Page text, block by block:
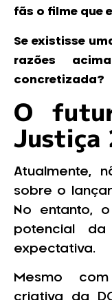
fãs o filme que
Se existisse
razões
concretizada?
O
Justiça
Atualmente,
sobre o
No entanto,
potencial
expectativa.
Mesmo
criativa da